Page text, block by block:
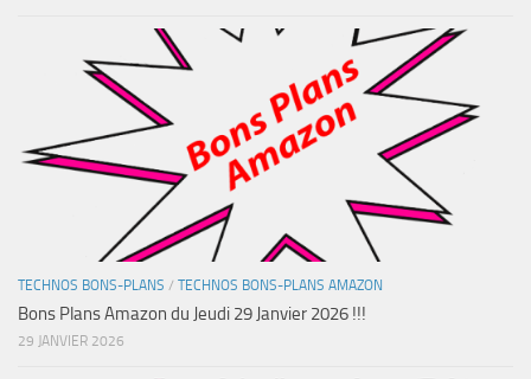
TECHNOS BONS-PLANS / TECHNOS BONS-PLANS AMAZON
Bons Plans Amazon du Jeudi 29 Janvier 2026 !!!
29 JANVIER 2026